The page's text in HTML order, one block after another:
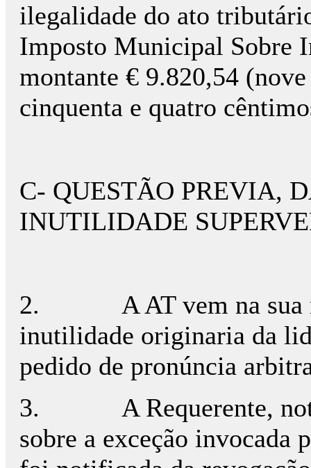
ilegalidade do ato
Imposto Municipal Sobre
montante € 9.820,54
cinquenta e quatro
C- QUESTÃO PREVIA,
INUTILIDADE
2.
A AT vem na sua
inutilidade originaria da
pedido de pronúncia
3.
A Requerente,
sobre a exceção invocada